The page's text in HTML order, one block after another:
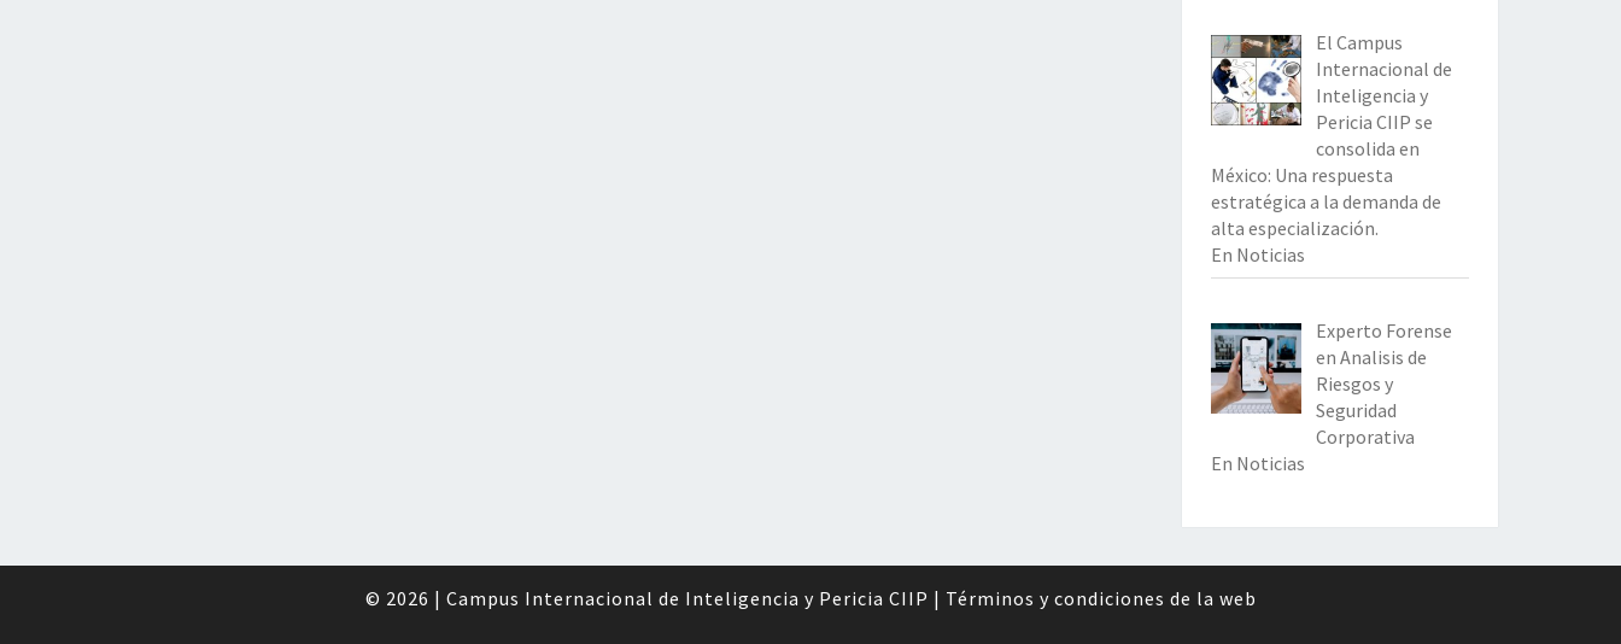
El Campus
Internacional de
Inteligencia y
Pericia CIIP se
consolida en
México: Una respuesta
estratégica a la demanda de
alta especialización.
En Noticias
Experto Forense
en Analisis de
Riesgos y
Seguridad
Corporativa
En Noticias
© 2026 | Campus Internacional de Inteligencia y Pericia CIIP | Términos y condiciones de la web